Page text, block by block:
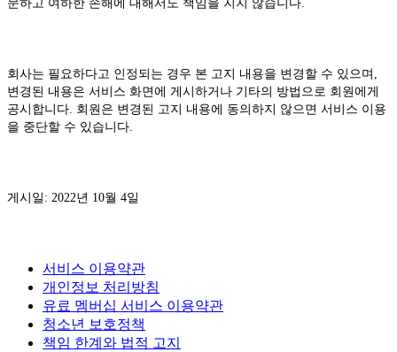
문하고 여하한 손해에 대해서도 책임을 지지 않습니다.
회사는 필요하다고 인정되는 경우 본 고지 내용을 변경할 수 있으며,
변경된 내용은 서비스 화면에 게시하거나 기타의 방법으로 회원에게
공시합니다. 회원은 변경된 고지 내용에 동의하지 않으면 서비스 이용
을 중단할 수 있습니다.
게시일: 2022년 10월 4일
서비스 이용약관
개인정보 처리방침
유료 멤버십 서비스 이용약관
청소년 보호정책
책임 한계와 법적 고지